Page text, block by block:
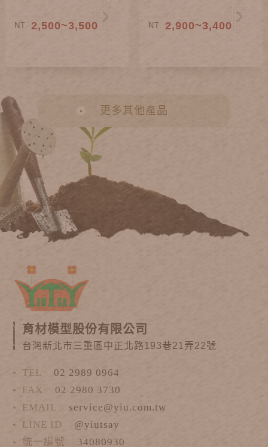
NT. 2,500~3,500 NT. 2,900~3,400
更多其他產品
育材模型股份有限公司
台灣新北市三重區中正北路193巷21弄22號
TEL
02 2989 0964
FAX
02 2980 3730
EMAIL
service@yiu.com.tw
LINE ID
@yiutsay
統一編號
34080930